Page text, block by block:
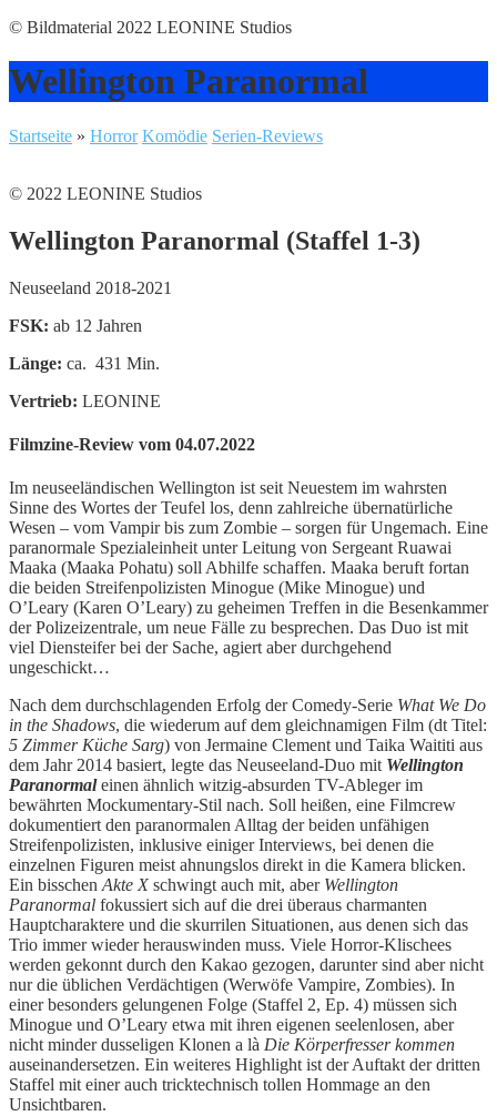
© Bildmaterial 2022 LEONINE Studios
Wellington Paranormal
Startseite » Horror Komödie Serien-Reviews
© 2022 LEONINE Studios
Wellington Paranormal (Staffel 1-3)
Neuseeland 2018-2021
FSK: ab 12 Jahren
Länge: ca. 431 Min.
Vertrieb: LEONINE
Filmzine-Review vom 04.07.2022
Im neuseeländischen Wellington ist seit Neuestem im wahrsten
Sinne des Wortes der Teufel los, denn zahlreiche übernatürliche
Wesen – vom Vampir bis zum Zombie – sorgen für Ungemach. Eine
paranormale Spezialeinheit unter Leitung von Sergeant Ruawai
Maaka (Maaka Pohatu) soll Abhilfe schaffen. Maaka beruft fortan
die beiden Streifenpolizisten Minogue (Mike Minogue) und
O’Leary (Karen O’Leary) zu geheimen Treffen in die Besenkammer
der Polizeizentrale, um neue Fälle zu besprechen. Das Duo ist mit
viel Diensteifer bei der Sache, agiert aber durchgehend
ungeschickt…
Nach dem durchschlagenden Erfolg der Comedy-Serie What We Do
in the Shadows, die wiederum auf dem gleichnamigen Film (dt Titel:
5 Zimmer Küche Sarg) von Jermaine Clement und Taika Waititi aus
dem Jahr 2014 basiert, legte das Neuseeland-Duo mit Wellington
Paranormaleinen ähnlich witzig-absurden TV-Ableger im
bewährten Mockumentary-Stil nach. Soll heißen, eine Filmcrew
dokumentiert den paranormalen Alltag der beiden unfähigen
Streifenpolizisten, inklusive einiger Interviews, bei denen die
einzelnen Figuren meist ahnungslos direkt in die Kamera blicken.
Ein bisschen Akte X schwingt auch mit, aber Wellington
Paranormal fokussiert sich auf die drei überaus charmanten
Hauptcharaktere und die skurrilen Situationen, aus denen sich das
Trio immer wieder herauswinden muss. Viele Horror-Klischees
werden gekonnt durch den Kakao gezogen, darunter sind aber nicht
nur die üblichen Verdächtigen (Werwöfe Vampire, Zombies). In
einer besonders gelungenen Folge (Staffel 2, Ep. 4) müssen sich
Minogue und O’Leary etwa mit ihren eigenen seelenlosen, aber
nicht minder dusseligen Klonen a là Die Körperfresser kommen
auseinandersetzen. Ein weiteres Highlight ist der Auftakt der dritten
Staffel mit einer auch tricktechnisch tollen Hommage an den
Unsichtbaren.